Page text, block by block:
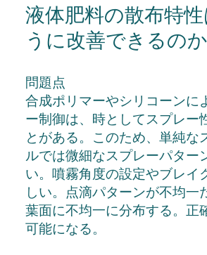
液体肥料の散布特
うに改善できるの
問題点
合成ポリマーやシリコーンに
ー制御は、時としてスプレー
とがある。このため、単純な
ルでは微細なスプレーパター
い。噴霧角度の設定やブレイ
しい。点滴パターンが不均一
葉面に不均一に分布する。正
可能になる。